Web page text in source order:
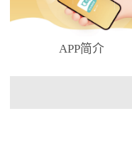
APP简介